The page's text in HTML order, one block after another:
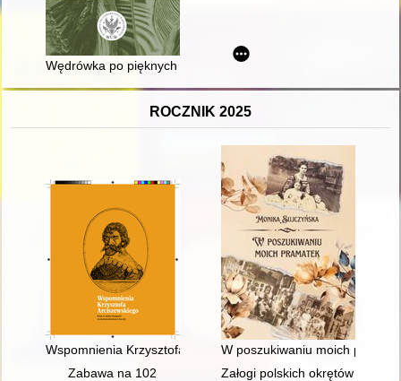
Wędrówka po pięknych światkach
ROCZNIK 2025
Wspomnienia Krzysztofa Arciszewskiego : Polak w służbie
W poszukiwaniu moich
Zabawa na 102
Załogi polskich okrętów